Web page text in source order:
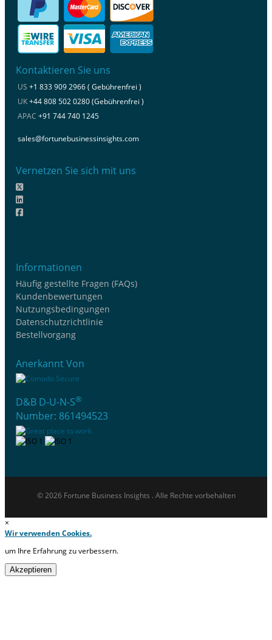
Kontaktieren Sie uns
US +1 833 909 2966 ( Gebührenfrei )
UK+44 808 502 0280 (Gebührenfrei )
APAC +91 744 740 1245
sales@fortunebusinessinsights.com
Vernetzen Sie sich mit uns
Informationen
Häufig gestellte Fragen (FAQs)
Kundenbewertungen
Nutzungsbedingungen
Datenschutzrichtlinie
Bestellvorgang
Anerkannt Von
D&B D-U-N-S®
Number: 861494523
© 2026 Fortune Business Insights . Alle Rechte vorbehalten
×
Wir verwenden Cookies.
um Ihre Erfahrung zu verbessern.
Akzeptieren